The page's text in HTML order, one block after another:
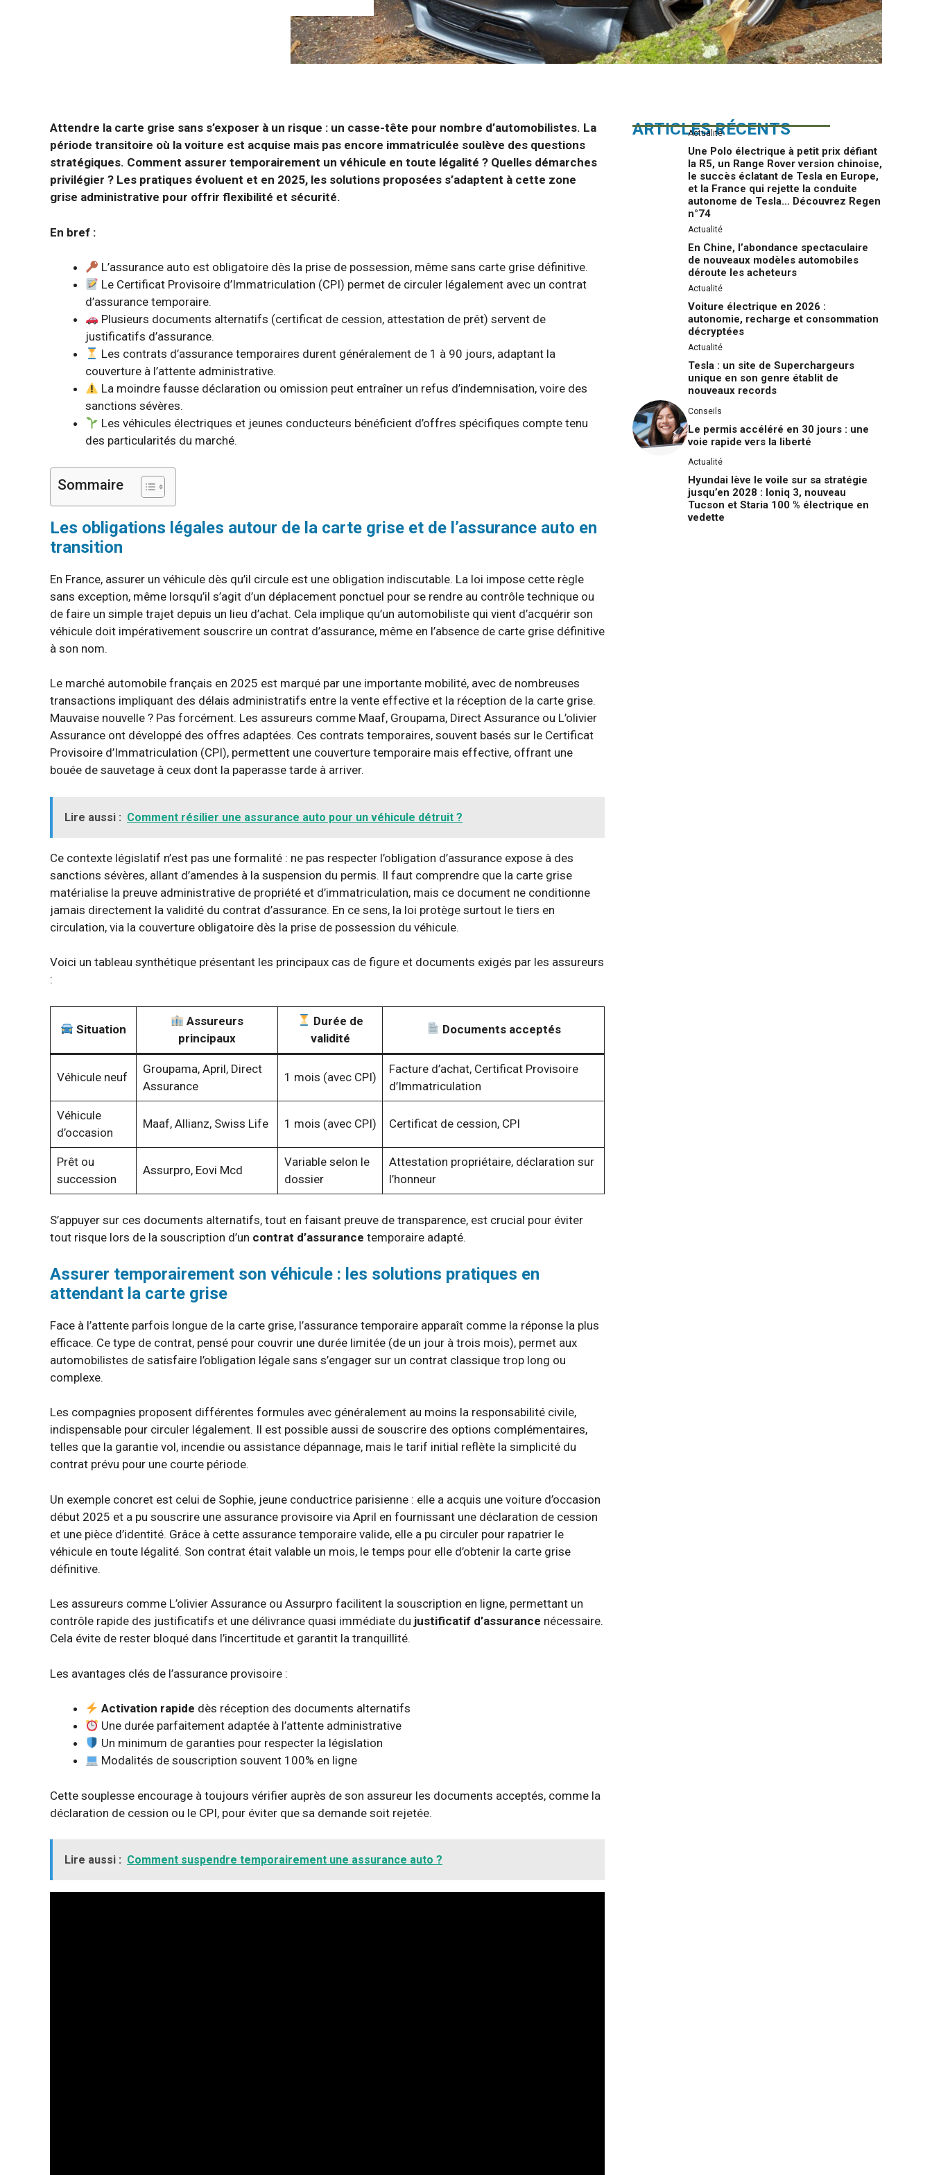
Attendre la carte grise sans s’exposer à un risque : un casse-tête pour nombre d’automobilistes. La
période transitoire où la voiture est acquise mais pas encore immatriculée soulève des questions
stratégiques. Comment assurer temporairement un véhicule en toute légalité ? Quelles démarches
privilégier ? Les pratiques évoluent et en 2025, les solutions proposées s’adaptent à cette zone
grise administrative pour offrir flexibilité et sécurité.
En bref :
L’assurance auto est obligatoire dès la prise de possession, même sans carte grise définitive.
Le Certificat Provisoire d’Immatriculation (CPI) permet de circuler légalement avec un contrat
d’assurance temporaire.
Plusieurs documents alternatifs (certificat de cession, attestation de prêt) servent de
justificatifs d’assurance.
Les contrats d’assurance temporaires durent généralement de 1 à 90 jours, adaptant la
couverture à l’attente administrative.
La moindre fausse déclaration ou omission peut entraîner un refus d’indemnisation, voire des
sanctions sévères.
Les véhicules électriques et jeunes conducteurs bénéficient d’offres spécifiques compte tenu
des particularités du marché.
Sommaire
Les obligations légales autour de la carte grise et de l’assurance auto en
transition
En France, assurer un véhicule dès qu’il circule est une obligation indiscutable. La loi impose cette règle
sans exception, même lorsqu’il s’agit d’un déplacement ponctuel pour se rendre au contrôle technique ou
de faire un simple trajet depuis un lieu d’achat. Cela implique qu’un automobiliste qui vient d’acquérir son
véhicule doit impérativement souscrire un contrat d’assurance, même en l’absence de carte grise définitive
à son nom.
Le marché automobile français en 2025 est marqué par une importante mobilité, avec de nombreuses
transactions impliquant des délais administratifs entre la vente effective et la réception de la carte grise.
Mauvaise nouvelle ? Pas forcément. Les assureurs comme Maaf, Groupama, Direct Assurance ou L’olivier
Assurance ont développé des offres adaptées. Ces contrats temporaires, souvent basés sur le Certificat
Provisoire d’Immatriculation (CPI), permettent une couverture temporaire mais effective, offrant une
bouée de sauvetage à ceux dont la paperasse tarde à arriver.
Lire aussi : Comment résilier une assurance auto pour un véhicule détruit ?
Ce contexte législatif n’est pas une formalité : ne pas respecter l’obligation d’assurance expose à des
sanctions sévères, allant d’amendes à la suspension du permis. Il faut comprendre que la carte grise
matérialise la preuve administrative de propriété et d’immatriculation, mais ce document ne conditionne
jamais directement la validité du contrat d’assurance. En ce sens, la loi protège surtout le tiers en
circulation, via la couverture obligatoire dès la prise de possession du véhicule.
Voici un tableau synthétique présentant les principaux cas de figure et documents exigés par les assureurs
:
Situation
Assureurs
principaux
Durée de
validité
Documents acceptés
Véhicule neuf
Groupama, April, Direct
Assurance
1 mois (avec CPI)
Facture d’achat, Certificat Provisoire
d’Immatriculation
Véhicule
d’occasion
Maaf, Allianz, Swiss Life 1 mois (avec CPI) Certificat de cession, CPI
Prêt ou
succession
Assurpro, Eovi Mcd
Variable selon le
dossier
Attestation propriétaire, déclaration sur
l’honneur
S’appuyer sur ces documents alternatifs, tout en faisant preuve de transparence, est crucial pour éviter
tout risque lors de la souscription d’un contrat d’assurance temporaire adapté.
Assurer temporairement son véhicule : les solutions pratiques en
attendant la carte grise
Face à l’attente parfois longue de la carte grise, l’assurance temporaire apparaît comme la réponse la plus
efficace. Ce type de contrat, pensé pour couvrir une durée limitée (de un jour à trois mois), permet aux
automobilistes de satisfaire l’obligation légale sans s’engager sur un contrat classique trop long ou
complexe.
Les compagnies proposent différentes formules avec généralement au moins la responsabilité civile,
indispensable pour circuler légalement. Il est possible aussi de souscrire des options complémentaires,
telles que la garantie vol, incendie ou assistance dépannage, mais le tarif initial reflète la simplicité du
contrat prévu pour une courte période.
Un exemple concret est celui de Sophie, jeune conductrice parisienne : elle a acquis une voiture d’occasion
début 2025 et a pu souscrire une assurance provisoire via April en fournissant une déclaration de cession
et une pièce d’identité. Grâce à cette assurance temporaire valide, elle a pu circuler pour rapatrier le
véhicule en toute légalité. Son contrat était valable un mois, le temps pour elle d’obtenir la carte grise
définitive.
Les assureurs comme L’olivier Assurance ou Assurpro facilitent la souscription en ligne, permettant un
contrôle rapide des justificatifs et une délivrance quasi immédiate du justificatif d’assurance nécessaire.
Cela évite de rester bloqué dans l’incertitude et garantit la tranquillité.
Les avantages clés de l’assurance provisoire :
Activation rapide dès réception des documents alternatifs
Une durée parfaitement adaptée à l’attente administrative
Un minimum de garanties pour respecter la législation
Modalités de souscription souvent 100% en ligne
Cette souplesse encourage à toujours vérifier auprès de son assureur les documents acceptés, comme la
déclaration de cession ou le CPI, pour éviter que sa demande soit rejetée.
Lire aussi : Comment suspendre temporairement une assurance auto ?
ARTICLES RÉCENTS
Actualité
Une Polo électrique à petit prix défiant
la R5, un Range Rover version chinoise,
le succès éclatant de Tesla en Europe,
et la France qui rejette la conduite
autonome de Tesla… Découvrez Regen
n°74
Actualité
En Chine, l’abondance spectaculaire
de nouveaux modèles automobiles
déroute les acheteurs
Actualité
Voiture électrique en 2026 :
autonomie, recharge et consommation
décryptées
Actualité
Tesla : un site de Superchargeurs
unique en son genre établit de
nouveaux records
Conseils
Le permis accéléré en 30 jours : une
voie rapide vers la liberté
Actualité
Hyundai lève le voile sur sa stratégie
jusqu’en 2028 : Ioniq 3, nouveau
Tucson et Staria 100 % électrique en
vedette